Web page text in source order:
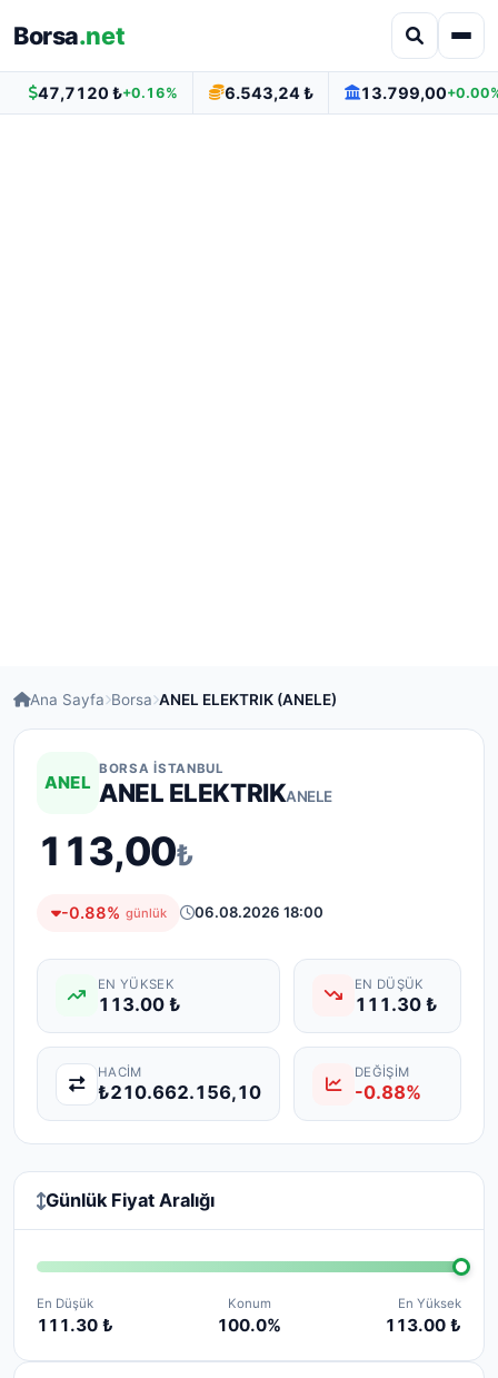
Borsa.net
47,7120 ₺+0.16% 6.543,24 ₺ 13.799,00
Ana Sayfa Borsa ANEL ELEKTRIK (ANELE)
ANEL
BORSA İSTANBUL
ANEL ELEKTRIKANELE
113,00₺
-0.88% günlük 06.08.2026 18:00
EN YÜKSEK
113.00 ₺
EN DÜŞÜK
111.30 ₺
HACIM
₺210.662.156,10
DEĞIŞIM
-0.88%
Günlük Fiyat Aralığı
En Düşük
111.30 ₺
Konum
100.0%
En Yüksek
113.00 ₺